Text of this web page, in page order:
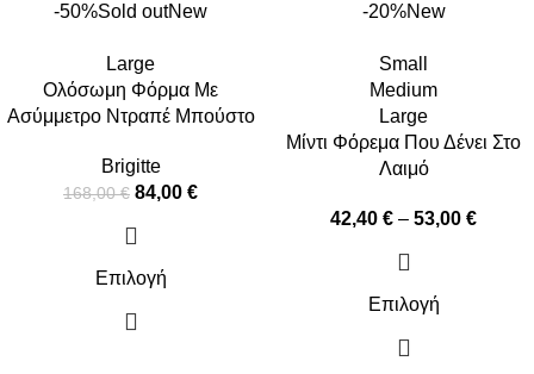
-50%Sold outNew
Large
Ολόσωμη Φόρμα Με
Ασύμμετρο Ντραπέ Μπούστο
Brigitte
168,00€ 84,00 €
Επιλογή
-20%New
Small
Medium
Large
Μίντι Φόρεμα Που Δένει Στο
Λαιμό
42,40 € – 53,00 €
Επιλογή